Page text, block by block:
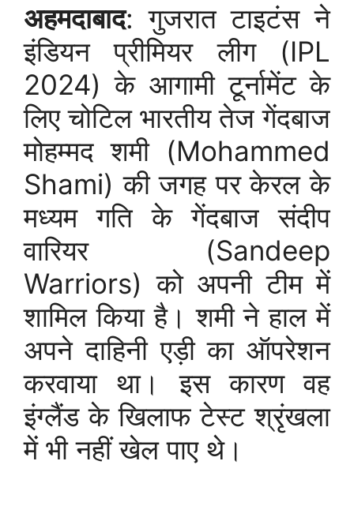
अहमदाबाद: गुजरात टाइटंस ने
इंडियन प्रीमियर लीग (IPL
2024) के आगामी टूर्नामेंट के
लिए चोटिल भारतीय तेज गेंदबाज
मोहम्मद शमी (Mohammed
Shami) की जगह पर केरल के
मध्यम गति के गेंदबाज संदीप
वारियर (Sandeep
Warriors) को अपनी टीम में
शामिल किया है। शमी ने हाल में
अपने दाहिनी एड़ी का ऑपरेशन
करवाया था। इस कारण वह
इंग्लैंड के खिलाफ टेस्ट श्रृंखला
में भी नहीं खेल पाए थे।